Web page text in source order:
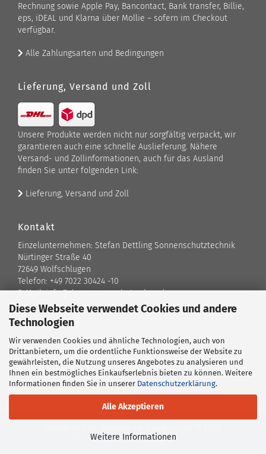
Diese Webseite verwendet Cookies und andere
Technologien
Wir verwenden Cookies und ähnliche Technologien, auch von
Drittanbietern, um die ordentliche Funktionsweise der Website zu
gewährleisten, die Nutzung unseres Angebotes zu analysieren und
Ihnen ein bestmögliches Einkaufserlebnis bieten zu können. Weitere
Informationen finden Sie in unserer Datenschutzerklärung.
Alle Akzeptieren
Weitere Informationen
Rechnung sowie Apple Pay, Bancontact, Bank transfer, Billie,
eps, iDEAL und Klarna über Mollie – sofern im Checkout
verfügbar.
Alle Zahlungsarten und Bedingungen
Lieferung, Versand und Zoll
Unsere Produkte werden nicht nur sorgfältig verpackt, wir
garantieren auch eine schnelle Auslieferung. Nähere
Versand- und Zollinformationen, auch für das Ausland
finden Sie unter folgenden Link:
Lieferung, Versand und Zoll
Kontakt
Einzelunternehmen: Stefan Dettling Sonnenschutztechnik
Nürtinger Straße 40
72649 Wolfschlugen
Telefon: +49 7022 30424 -10
E-Mail: info@der-sonnenschutz-shop.de
Kontaktformular
Standort
Ansprechpartner
Cookie Einstellungen